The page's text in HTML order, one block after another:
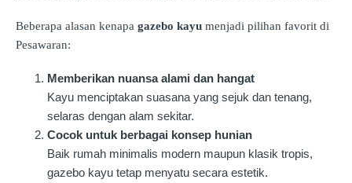
Beberapa alasan kenapa gazebo kayu menjadi pilihan favorit di
Pesawaran:
Memberikan nuansa alami dan hangat
Kayu menciptakan suasana yang sejuk dan tenang,
selaras dengan alam sekitar.
Cocok untuk berbagai konsep hunian
Baik rumah minimalis modern maupun klasik tropis,
gazebo kayu tetap menyatu secara estetik.